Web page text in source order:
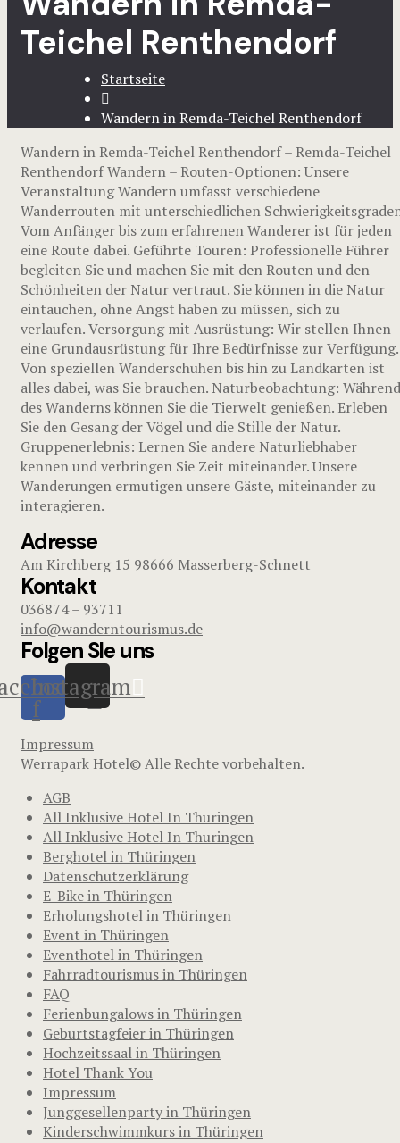
Teichel Renthendorf
Startseite
Wandern in Remda-Teichel Renthendorf
Wandern in Remda-Teichel Renthendorf – Remda-Teichel
Renthendorf Wandern – Routen-Optionen: Unsere
Veranstaltung Wandern umfasst verschiedene
Wanderrouten mit unterschiedlichen
Vom Anfänger bis zum erfahrenen Wanderer ist für jeden
eine Route dabei. Geführte Touren: Professionelle Führer
begleiten Sie und machen Sie mit den Routen und den
Schönheiten der Natur vertraut. Sie können in die Natur
eintauchen, ohne Angst haben zu müssen, sich zu
verlaufen. Versorgung mit Ausrüstung: Wir stellen Ihnen
eine Grundausrüstung für Ihre Bedürfnisse zur Verfügung.
Von speziellen Wanderschuhen bis hin zu Landkarten ist
alles dabei, was Sie brauchen. Naturbeobachtung: Während
des Wanderns können Sie die Tierwelt genießen. Erleben
Sie den Gesang der Vögel und die Stille der Natur.
Gruppenerlebnis: Lernen Sie andere Naturliebhaber
kennen und verbringen Sie Zeit miteinander. Unsere
Wanderungen ermutigen unsere Gäste, miteinander zu
interagieren.
Adresse
Am Kirchberg 15 98666 Masserberg-Schnett
Kontakt
036874 – 93711
info@wanderntourismus.de
Folgen SIe uns
f
Instagram
Impressum
Werrapark Hotel© Alle Rechte vorbehalten.
AGB
All Inklusive Hotel In Thuringen
All Inklusive Hotel In Thuringen
Berghotel in Thüringen
Datenschutzerklärung
E-Bike in Thüringen
Erholungshotel in Thüringen
Event in Thüringen
Eventhotel in Thüringen
Fahrradtourismus in Thüringen
FAQ
Ferienbungalows in Thüringen
Geburtstagfeier in Thüringen
Hochzeitssaal in Thüringen
Hotel Thank You
Impressum
Junggesellenparty in Thüringen
Kinderschwimmkurs in Thüringen